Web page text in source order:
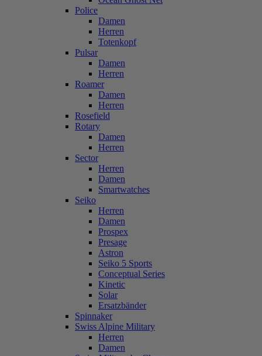
Police
Damen
Herren
Totenkopf
Pulsar
Damen
Herren
Roamer
Damen
Herren
Rosefield
Rotary
Damen
Herren
Sector
Herren
Damen
Smartwatches
Seiko
Herren
Damen
Prospex
Presage
Astron
Seiko 5 Sports
Conceptual Series
Kinetic
Solar
Ersatzbänder
Spinnaker
Swiss Alpine Military
Herren
Damen